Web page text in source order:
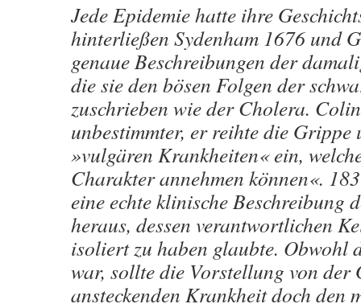
Jede Epidemie hatte ihre
hinterließen Sydenham 1676 und
genaue Beschreibungen der
die sie den bösen Folgen der
zuschrieben wie der Cholera.
unbestimmter, er reihte die Grippe
»vulgären Krankheiten« ein,
Charakter annehmen können«.
eine echte klinische Beschreibung
heraus, dessen verantwortlichen
isoliert zu haben glaubte. Obwohl
war, sollte die Vorstellung von der
ansteckenden Krankheit doch den